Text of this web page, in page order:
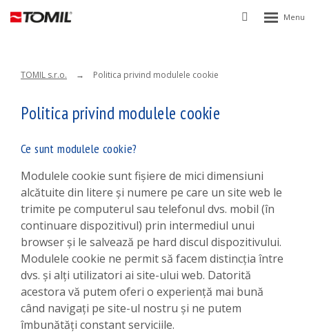
Vyhledávání
Rozbalení
TOMIL s.r.o. Politica privind modulele cookie
Politica privind modulele cookie
Ce sunt modulele cookie?
Modulele cookie sunt fișiere de mici dimensiuni
alcătuite din litere și numere pe care un site web le
trimite pe computerul sau telefonul dvs. mobil (în
continuare dispozitivul) prin intermediul unui
browser și le salvează pe hard discul dispozitivului.
Modulele cookie ne permit să facem distincția între
dvs. și alți utilizatori ai site-ului web. Datorită
acestora vă putem oferi o experiență mai bună
când navigați pe site-ul nostru și ne putem
îmbunătăți constant serviciile.